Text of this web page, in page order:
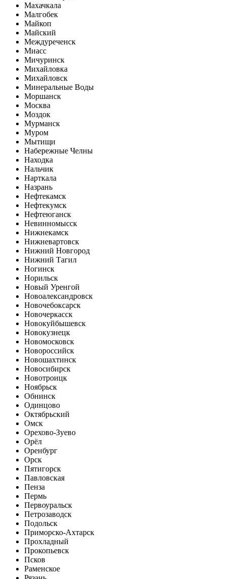
Махачкала
Малгобек
Майкоп
Майский
Междуреченск
Миасс
Мичуринск
Михайловка
Михайловск
Минеральные Воды
Моршанск
Москва
Моздок
Мурманск
Муром
Мытищи
Набережные Челны
Находка
Нальчик
Нарткала
Назрань
Нефтекамск
Нефтекумск
Нефтеюганск
Невинномысск
Нижнекамск
Нижневартовск
Нижний Новгород
Нижний Тагил
Ногинск
Норильск
Новый Уренгой
Новоалександровск
Новочебоксарск
Новочеркасск
Новокуйбышевск
Новокузнецк
Новомосковск
Новороссийск
Новошахтинск
Новосибирск
Новотроицк
Ноябрьск
Обнинск
Одинцово
Октябрьский
Омск
Орехово-Зуево
Орёл
Оренбург
Орск
Пятигорск
Павловская
Пенза
Пермь
Первоуральск
Петрозаводск
Подольск
Приморско-Ахтарск
Прохладный
Прокопьевск
Псков
Раменское